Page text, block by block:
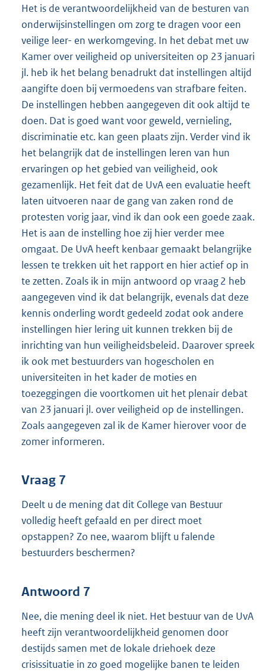
Het is de verantwoordelijkheid van de besturen van
onderwijsinstellingen om zorg te dragen voor een
veilige leer- en werkomgeving. In het debat met uw
Kamer over veiligheid op universiteiten op 23 januari
jl. heb ik het belang benadrukt dat instellingen altijd
aangifte doen bij vermoedens van strafbare feiten.
De instellingen hebben aangegeven dit ook altijd te
doen. Dat is goed want voor geweld, vernieling,
discriminatie etc. kan geen plaats zijn. Verder vind ik
het belangrijk dat de instellingen leren van hun
ervaringen op het gebied van veiligheid, ook
gezamenlijk. Het feit dat de UvA een evaluatie heeft
laten uitvoeren naar de gang van zaken rond de
protesten vorig jaar, vind ik dan ook een goede zaak.
Het is aan de instelling hoe zij hier verder mee
omgaat. De UvA heeft kenbaar gemaakt belangrijke
lessen te trekken uit het rapport en hier actief op in
te zetten. Zoals ik in mijn antwoord op vraag 2 heb
aangegeven vind ik dat belangrijk, evenals dat deze
kennis onderling wordt gedeeld zodat ook andere
instellingen hier lering uit kunnen trekken bij de
inrichting van hun veiligheidsbeleid. Daarover spreek
ik ook met bestuurders van hogescholen en
universiteiten in het kader de moties en
toezeggingen die voortkomen uit het plenair debat
van 23 januari jl. over veiligheid op de instellingen.
Zoals aangegeven zal ik de Kamer hierover voor de
zomer informeren.
Vraag 7
Deelt u de mening dat dit College van Bestuur
volledig heeft gefaald en per direct moet
opstappen? Zo nee, waarom blijft u falende
bestuurders beschermen?
Antwoord 7
Nee, die mening deel ik niet. Het bestuur van de UvA
heeft zijn verantwoordelijkheid genomen door
destijds samen met de lokale driehoek deze
crisissituatie in zo goed mogelijke banen te leiden